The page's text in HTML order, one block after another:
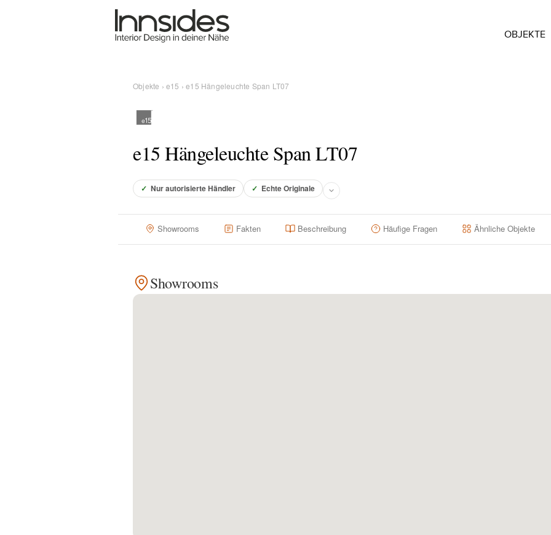
OBJEKTE
Objekte ›e15 › e15 Hängeleuchte Span LT07
e15 Hängeleuchte Span LT07
✓ Nur autorisierte Händler ✓ Echte Originale
Showrooms Fakten Beschreibung Häufige Fragen Ähnliche Objekte
Showrooms